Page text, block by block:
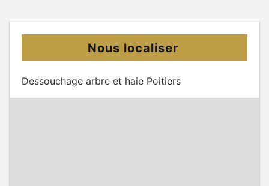
Nous localiser
Dessouchage arbre et haie Poitiers